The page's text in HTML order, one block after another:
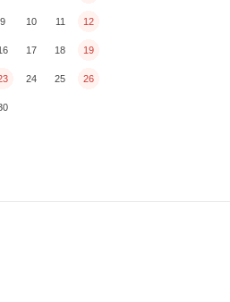
9 10 11 12
17 18 19
24 25 26